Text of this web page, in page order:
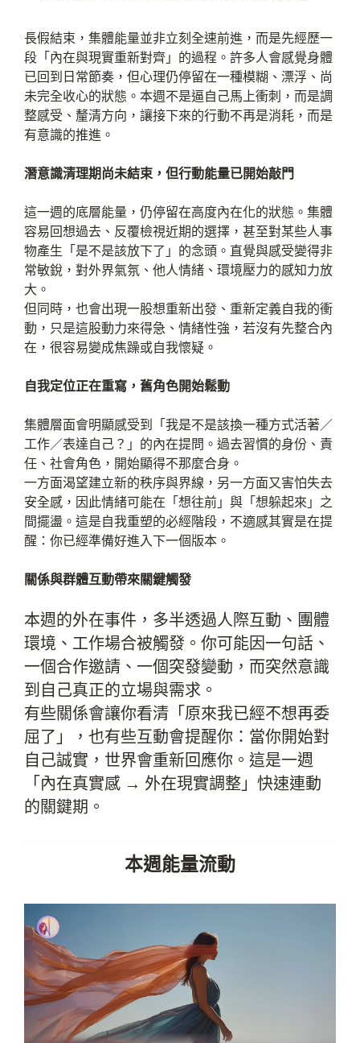
長假結束，集體能量並非立刻全速前進，而是先經歷一
段「內在與現實重新對齊」的過程。許多人會感覺身體
已回到日常節奏，但心理仍停留在一種模糊、漂浮、尚
未完全收心的狀態。本週不是逼自己馬上衝刺，而是調
整感受、釐清方向，讓接下來的行動不再是消耗，而是
有意識的推進。
潛意識清理期尚未結束，但行動能量已開始敲門
這一週的底層能量，仍停留在高度內在化的狀態。集體
容易回想過去、反覆檢視近期的選擇，甚至對某些人事
物產生「是不是該放下了」的念頭。直覺與感受變得非
常敏銳，對外界氣氛、他人情緒、環境壓力的感知力放
大。
但同時，也會出現一股想重新出發、重新定義自我的衝
動，只是這股動力來得急、情緒性強，若沒有先整合內
在，很容易變成焦躁或自我懷疑。
自我定位正在重寫，舊角色開始鬆動
集體層面會明顯感受到「我是不是該換一種方式活著／
工作／表達自己？」的內在提問。過去習慣的身份、責
任、社會角色，開始顯得不那麼合身。
一方面渴望建立新的秩序與界線，另一方面又害怕失去
安全感，因此情緒可能在「想往前」與「想躲起來」之
間擺盪。這是自我重塑的必經階段，不適感其實是在提
醒：你已經準備好進入下一個版本。
關係與群體互動帶來關鍵觸發
本週的外在事件，多半透過人際互動、團體
環境、工作場合被觸發。你可能因一句話、
一個合作邀請、一個突發變動，而突然意識
到自己真正的立場與需求。
有些關係會讓你看清「原來我已經不想再委
屈了」，也有些互動會提醒你：當你開始對
自己誠實，世界會重新回應你。這是一週
「內在真實感 → 外在現實調整」快速連動
的關鍵期。
本週能量流動